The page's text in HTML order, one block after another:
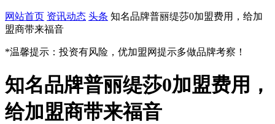
网站首页 资讯动态 头条 知名品牌普丽缇莎0加盟费用，给加
盟商带来福音
*温馨提示：投资有风险，优加盟网提示多做品牌考察！
知名品牌普丽缇莎0加盟费用，
给加盟商带来福音